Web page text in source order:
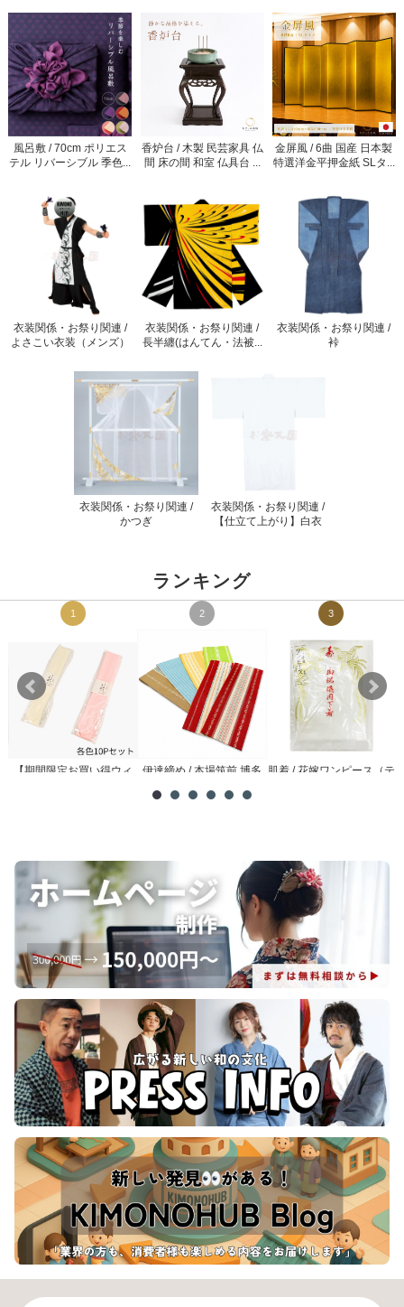
風呂敷 / 70cm ポリエス
テル リバーシブル 季色...
香炉台 / 木製 民芸家具 仏
間 床の間 和室 仏具台 ...
金屏風 / 6曲 国産 日本製
特選洋金平押金紙 SLタ...
衣装関係・お祭り関連 /
よさこい衣装（メンズ）
衣装関係・お祭り関連 /
長半纏(はんてん・法被...
衣装関係・お祭り関連 /
裃
衣装関係・お祭り関連 /
かつぎ
衣装関係・お祭り関連 /
【仕立て上がり】白衣
ランキング
1
【期間限定お買い得ウィ
2
伊達締め / 本場筑前 博多
3
肌着 / 花嫁ワンピース（テ